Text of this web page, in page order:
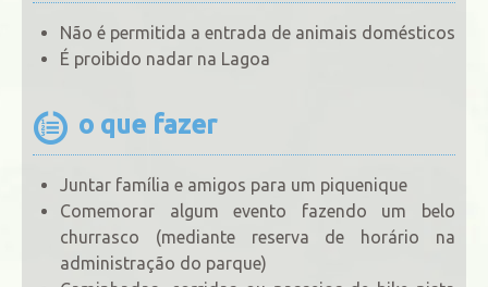
Não é permitida a entrada de animais domésticos
É proibido nadar na Lagoa
o que fazer
Juntar família e amigos para um piquenique
Comemorar algum evento fazendo um belo
churrasco (mediante reserva de horário na
administração do parque)